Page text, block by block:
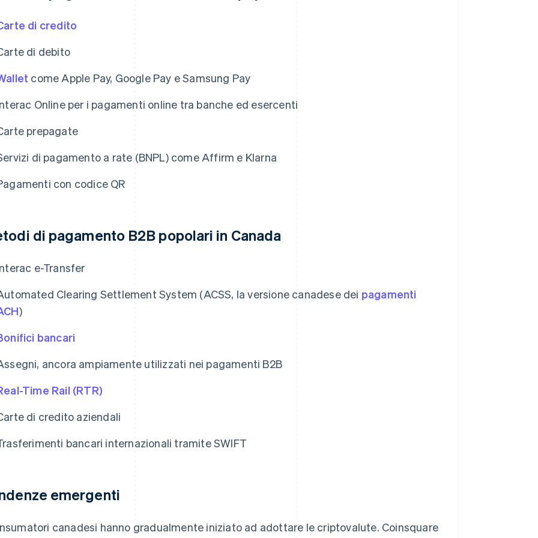
di credito
di debito
come Apple Pay, Google Pay e Samsung Pay
Online per i pagamenti online tra banche ed esercenti
prepagate
di pagamento a rate (BNPL) come Affirm e Klarna
con codice QR
di pagamento B2B popolari in Canada
e-Transfer
Clearing Settlement System (ACSS, la versione canadese dei pagamenti
)
bancari
ancora ampiamente utilizzati nei pagamenti B2B
Time Rail (RTR)
di credito aziendali
bancari internazionali tramite SWIFT
emergenti
canadesi hanno gradualmente iniziato ad adottare le criptovalute. Coinsquare